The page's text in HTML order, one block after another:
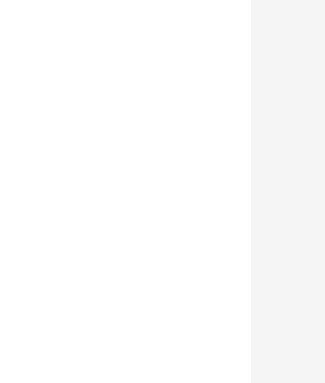
，就地发电。第二、液压型风电机组的